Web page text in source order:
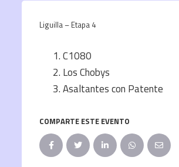
Liguilla – Etapa 4
C1080
Los Chobys
Asaltantes con Patente
COMPARTE ESTE EVENTO